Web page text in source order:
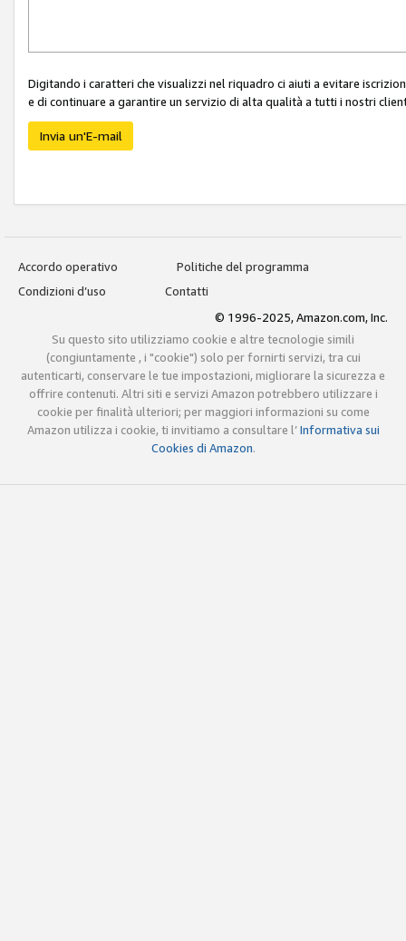
Digitando i caratteri che visualizzi nel riquadro ci aiuti a evitare
e di continuare a garantire un servizio di alta qualità a tutti i nostri
Invia un'E-mail
Accordo operativo
Politiche del programma
Condizioni d’uso
Contatti
© 1996-2025, Amazon.com, Inc.
Su questo sito utilizziamo cookie e altre tecnologie simili
(congiuntamente , i "cookie") solo per fornirti servizi, tra cui
autenticarti, conservare le tue impostazioni, migliorare la sicurezza e
offrire contenuti. Altri siti e servizi Amazon potrebbero utilizzare i
cookie per finalità ulteriori; per maggiori informazioni su come
Amazon utilizza i cookie, ti invitiamo a consultare l’Informativa sui
Cookies di Amazon.